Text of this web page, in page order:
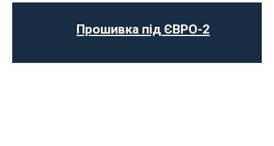
Прошивка під ЄВРО-2